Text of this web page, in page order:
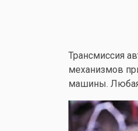
Трансмиссия
механизмов
машины. Любая